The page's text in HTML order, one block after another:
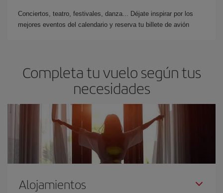
Conciertos, teatro, festivales, danza... Déjate inspirar por los
mejores eventos del calendario y reserva tu billete de avión
Completa tu vuelo según tus
necesidades
Alojamientos